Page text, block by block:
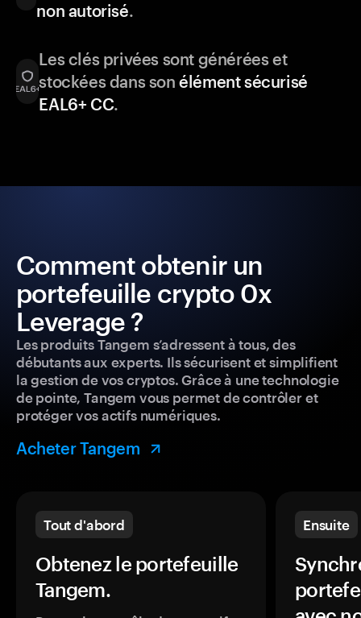
non autorisé.
Les clés privées sont générées et
stockées dans sonélément sécurisé
EAL6+ CC.
Comment obtenir un
portefeuille crypto 0x
Leverage ?
Les produits Tangem s’adressent à tous, des
débutants aux experts. Ils sécurisent et simplifient
la gestion de vos cryptos. Grâce à une technologie
de pointe, Tangem vous permet de contrôler et
protéger vos actifs numériques.
Acheter Tangem
Tout d'abord
Obtenez le portefeuille
Tangem.
Ensuite